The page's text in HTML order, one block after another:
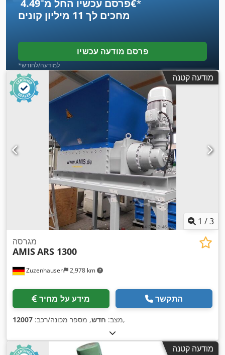
פרסם עכשיו החל מ־‏4.49 ‏€*
מחכים לך 11 מיליון קונים
פרסם מודעה עכשיו
*למודעה/לחודש
מודעה קטנה
1 /3
Zuzenhausen 2,978 km
מגרסה
AMISARS 1300
מידע על מחיר התקשר
מצב: חדש, מספר מכונה/רכב: 12007 ,
מודעה קטנה